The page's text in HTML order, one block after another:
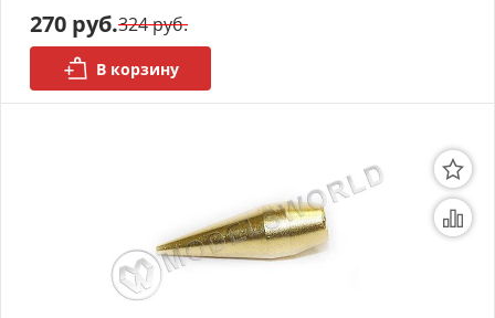
270 руб.324 руб.
В корзину